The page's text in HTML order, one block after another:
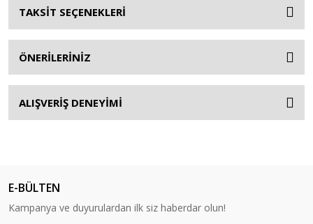
TAKSİT SEÇENEKLERİ
ÖNERİLERİNİZ
ALIŞVERİŞ DENEYİMİ
E-BÜLTEN
Kampanya ve duyurulardan ilk siz haberdar olun!